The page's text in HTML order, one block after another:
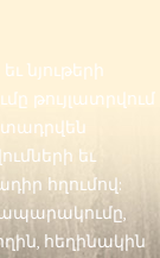
նյութերի
թույլատրվում
եւ
հղումով:
հեղինակին